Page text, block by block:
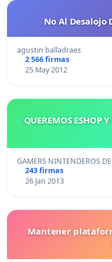
No Al Desalojo
agustin balladraes
2 566 firmas
25 May 2012
QUEREMOS ESHOP
GAMERS NINTENDEROS
243 firmas
26 Jan 2013
Mantener